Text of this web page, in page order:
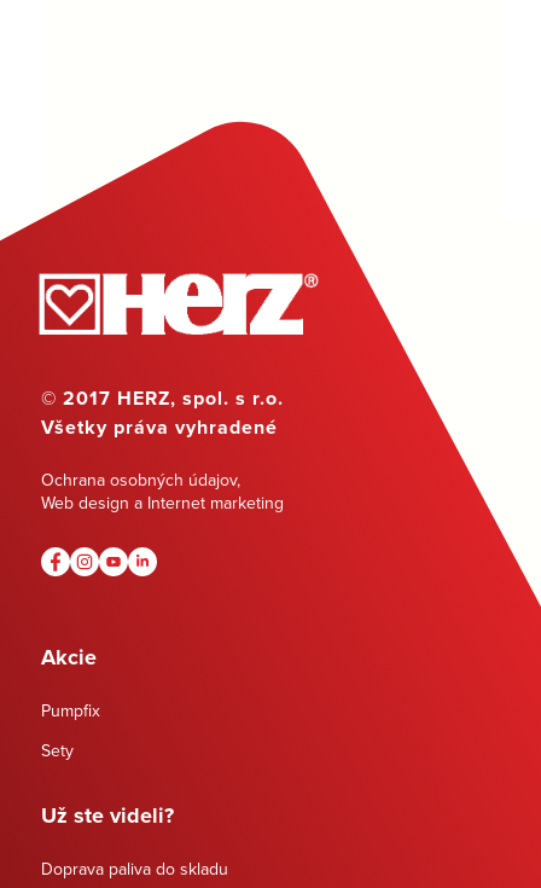
© 2017 HERZ, spol. s r.o.
Všetky práva vyhradené
Ochrana osobných údajov,
Web design a Internet marketing
Akcie
Pumpfix
Sety
Už ste videli?
Doprava paliva do skladu